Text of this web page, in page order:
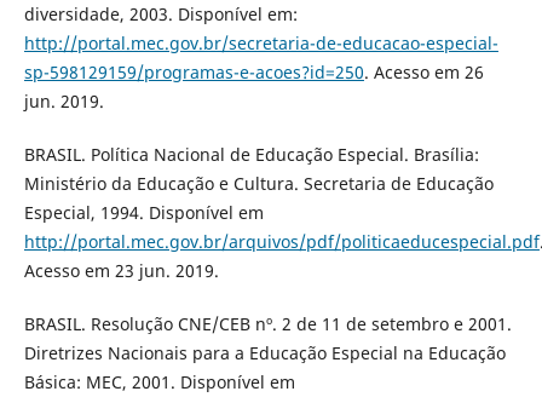
diversidade, 2003. Disponível em:
http://portal.mec.gov.br/secretaria-de-educacao-especial-
sp-598129159/programas-e-acoes?id=250. Acesso em 26
jun. 2019.
BRASIL. Política Nacional de Educação Especial. Brasília:
Ministério da Educação e Cultura. Secretaria de Educação
Especial, 1994. Disponível em
http://portal.mec.gov.br/arquivos/pdf/politicaeducespecial.pdf
Acesso em 23 jun. 2019.
BRASIL. Resolução CNE/CEB nº. 2 de 11 de setembro e 2001.
Diretrizes Nacionais para a Educação Especial na Educação
Básica: MEC, 2001. Disponível em